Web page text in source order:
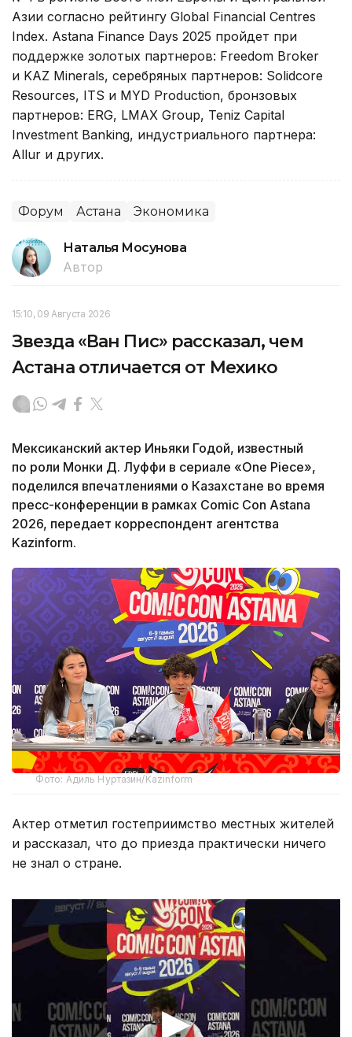
Азии согласно рейтингу Global Financial Centres
Index. Astana Finance Days 2025 пройдет при
поддержке золотых партнеров: Freedom Broker
и KAZ Minerals, серебряных партнеров: Solidcore
Resources, ITS и MYD Production, бронзовых
партнеров: ERG, LMAX Group, Teniz Capital
Investment Banking, индустриального партнера:
Allur и других.
Форум Астана Экономика
Наталья Мосунова
Автор
15:10, 09 Августа 2026
Звезда «Ван Пис» рассказал, чем
Астана отличается от Мехико
Мексиканский актер Иньяки Годой, известный
по роли Монки Д. Луффи в сериале «One Piece»,
поделился впечатлениями о Казахстане во время
пресс-конференции в рамках Comic Con Astana
2026, передает корреспондент агентства
Kazinform.
Фото: Адиль Нуртазин/Kazinform
Актер отметил гостеприимство местных жителей
и рассказал, что до приезда практически ничего
не знал о стране.